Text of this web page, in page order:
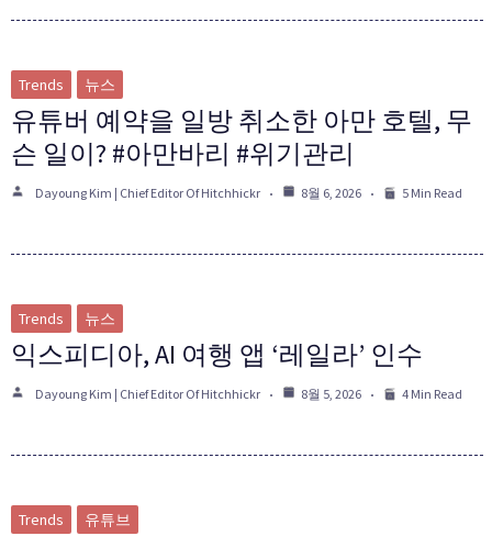
Trends 뉴스
유튜버 예약을 일방 취소한 아만 호텔, 무
슨 일이? #아만바리 #위기관리
Dayoung Kim | Chief Editor Of Hitchhickr 8월 6, 2026 5 Min Read
Trends 뉴스
익스피디아, AI 여행 앱 ‘레일라’ 인수
Dayoung Kim | Chief Editor Of Hitchhickr 8월 5, 2026 4 Min Read
Trends 유튜브